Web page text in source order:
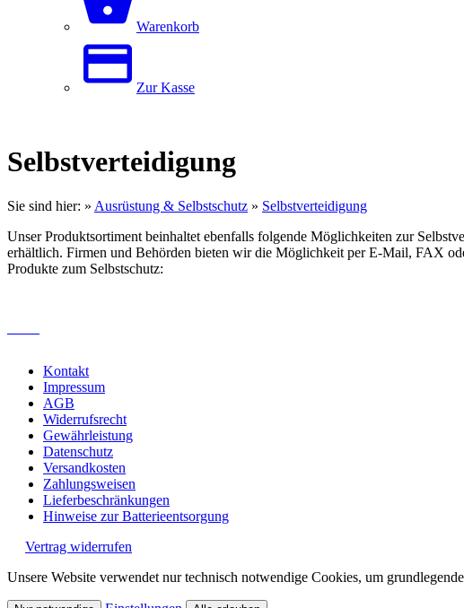
Warenkorb
Zur Kasse
Selbstverteidigung
Sie sind hier: » Ausrüstung & Selbstschutz » Selbstverteidigung
Unser Produktsortiment beinhaltet ebenfalls folgende Möglichkeiten zur
erhältlich. Firmen und Behörden bieten wir die Möglichkeit per E-Mail, FAX
Produkte zum Selbstschutz:
Kontakt
Impressum
AGB
Widerrufsrecht
Gewährleistung
Datenschutz
Versandkosten
Zahlungsweisen
Lieferbeschränkungen
Hinweise zur Batterieentsorgung
Vertrag widerrufen
Unsere Website verwendet nur technisch notwendige Cookies, um